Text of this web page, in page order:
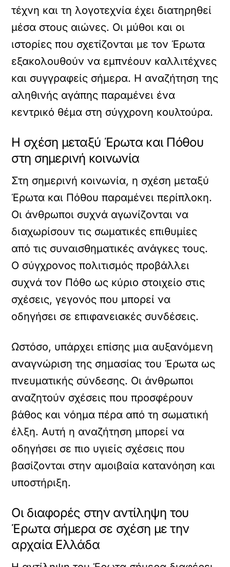
τέχνη και τη λογοτεχνία έχει διατηρηθεί
μέσα στους αιώνες. Οι μύθοι και οι
ιστορίες που σχετίζονται με τον Έρωτα
εξακολουθούν να εμπνέουν καλλιτέχνες
και συγγραφείς σήμερα. Η αναζήτηση της
αληθινής αγάπης παραμένει ένα
κεντρικό θέμα στη σύγχρονη κουλτούρα.
Η σχέση μεταξύ Έρωτα και Πόθου
στη σημερινή κοινωνία
Στη σημερινή κοινωνία, η σχέση μεταξύ
Έρωτα και Πόθου παραμένει περίπλοκη.
Οι άνθρωποι συχνά αγωνίζονται να
διαχωρίσουν τις σωματικές επιθυμίες
από τις συναισθηματικές ανάγκες τους.
Ο σύγχρονος πολιτισμός προβάλλει
συχνά τον Πόθο ως κύριο στοιχείο στις
σχέσεις, γεγονός που μπορεί να
οδηγήσει σε επιφανειακές συνδέσεις.
Ωστόσο, υπάρχει επίσης μια αυξανόμενη
αναγνώριση της σημασίας του Έρωτα ως
πνευματικής σύνδεσης. Οι άνθρωποι
αναζητούν σχέσεις που προσφέρουν
βάθος και νόημα πέρα από τη σωματική
έλξη. Αυτή η αναζήτηση μπορεί να
οδηγήσει σε πιο υγιείς σχέσεις που
βασίζονται στην αμοιβαία κατανόηση και
υποστήριξη.
Οι διαφορές στην αντίληψη του
Έρωτα σήμερα σε σχέση με την
αρχαία Ελλάδα